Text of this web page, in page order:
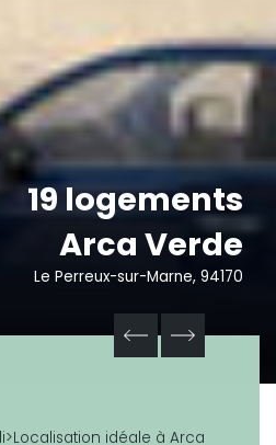
19 logements
Arca Verde
Le Perreux-sur-Marne, 94170
idéale à Arca